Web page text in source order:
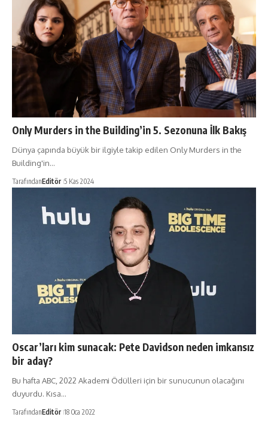
Only Murders in the Building’in 5. Sezonuna İlk Bakış
Dünya çapında büyük bir ilgiyle takip edilen Only Murders in the
Building'in…
TarafındanEditör 5 Kas 2024
Oscar’ları kim sunacak: Pete Davidson neden imkansız
bir aday?
Bu hafta ABC, 2022 Akademi Ödülleri için bir sunucunun olacağını
duyurdu. Kısa…
TarafındanEditör 18 Oca 2022